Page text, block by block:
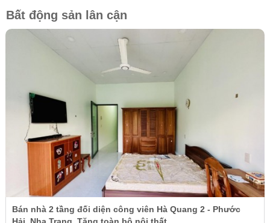
Bất động sản lân cận
Bán nhà 2 tầng đối diện công viên Hà Quang 2 - Phước